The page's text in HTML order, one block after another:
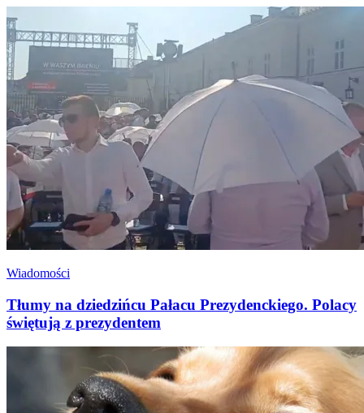
Wiadomości
Tłumy na dziedzińcu Pałacu Prezydenckiego. Polacy
świętują z prezydentem